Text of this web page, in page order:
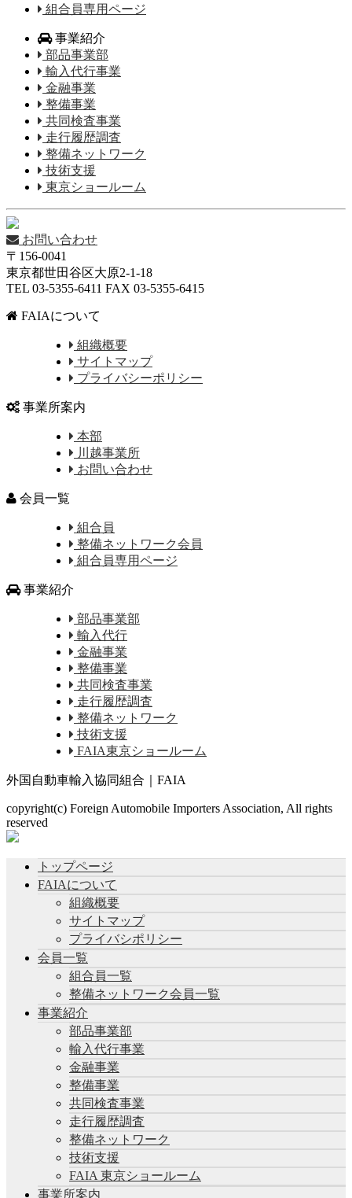
組合員専用ページ
事業紹介
部品事業部
輸入代行事業
金融事業
整備事業
共同検査事業
走行履歴調査
整備ネットワーク
技術支援
東京ショールーム
お問い合わせ
〒156-0041
東京都世田谷区大原2-1-18
TEL 03-5355-6411 FAX 03-5355-6415
FAIAについて
組織概要
サイトマップ
プライバシーポリシー
事業所案内
本部
川越事業所
お問い合わせ
会員一覧
組合員
整備ネットワーク会員
組合員専用ページ
事業紹介
部品事業部
輸入代行
金融事業
整備事業
共同検査事業
走行履歴調査
整備ネットワーク
技術支援
FAIA東京ショールーム
外国自動車輸入協同組合｜FAIA
copyright(c) Foreign Automobile Importers Association, All rights
reserved
トップページ
FAIAについて
組織概要
サイトマップ
プライバシポリシー
会員一覧
組合員一覧
整備ネットワーク会員一覧
事業紹介
部品事業部
輸入代行事業
金融事業
整備事業
共同検査事業
走行履歴調査
整備ネットワーク
技術支援
FAIA 東京ショールーム
事業所案内